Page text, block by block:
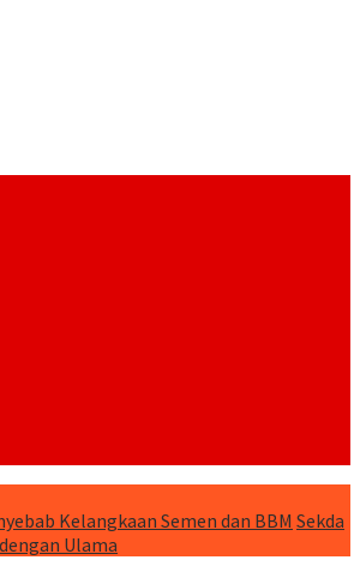
Kelangkaan Semen dan BBM Sekda
Ulama